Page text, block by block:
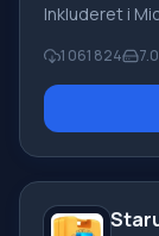
Inkluderet i
Live-
Movie Maker:
1 061 824